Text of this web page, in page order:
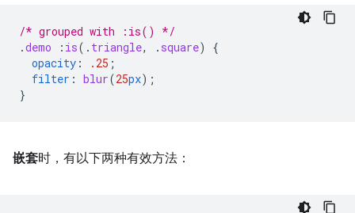
/* grouped with :is() */
.demo : is( . triangle, . square)
{
opacity : .25 ;
filter : blur(25px);
}
嵌套时，有以下两种有效方法：